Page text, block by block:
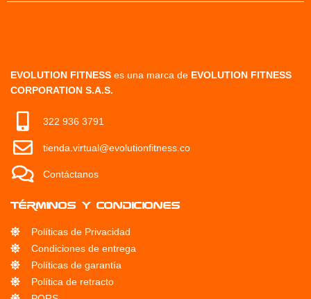
EVOLUTION FITNESS es una marca de EVOLUTION FITNESS
CORPORATION S.A.S.
322 936 3791
tienda.virtual@evolutionfitness.co
Contáctanos
Términos y condiciones
Políticas de Privacidad
Condiciones de entrega
Políticas de garantía
Política de retracto